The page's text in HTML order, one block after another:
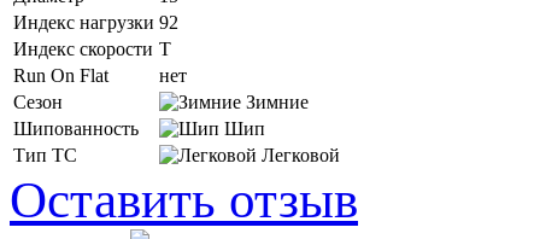
Индекс нагрузки 92
Индекс скорости T
Run On Flat
нет
Сезон
Зимние
Шипованность
Шип
Тип ТС
Легковой
Оставить отзыв